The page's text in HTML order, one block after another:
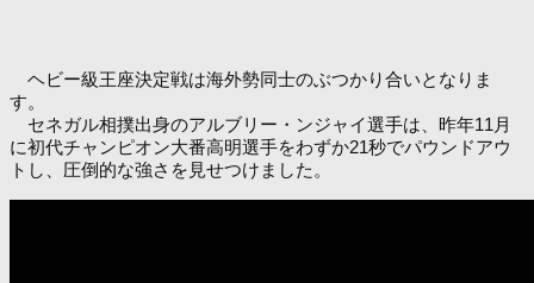
ヘビー級王座決定戦は海外勢同士のぶつかり合いとなりま
す。
セネガル相撲出身のアルブリー・ンジャイ選手は、昨年11月
に初代チャンピオン大番高明選手をわずか21秒でパウンドアウ
トし、圧倒的な強さを見せつけました。